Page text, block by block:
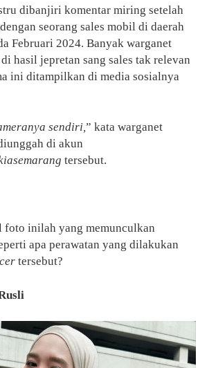
dibanjiri komentar miring setelah
seorang sales mobil di daerah
Februari 2024. Banyak warganet
hasil jepretan sang sales tak relevan
ini ditampilkan di media sosialnya
sendiri,” kata warganet
di akun
tersebut.
foto inilah yang memunculkan
apa perawatan yang dilakukan
tersebut?